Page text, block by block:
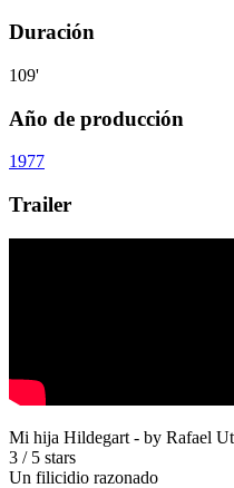
Duración
109'
Año de producción
1977
Trailer
Mi hija Hildegart - by Rafael
3 / 5 stars
Un filicidio razonado